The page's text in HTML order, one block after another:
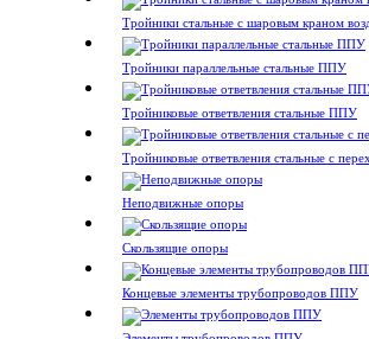
Тройники стальные с шаровым краном
Тройники параллельные стальные ППУ
Тройниковые ответвления стальные ППУ
Тройниковые ответвления стальные с
Неподвижные опоры
Скользящие опоры
Концевые элементы трубопроводов ППУ